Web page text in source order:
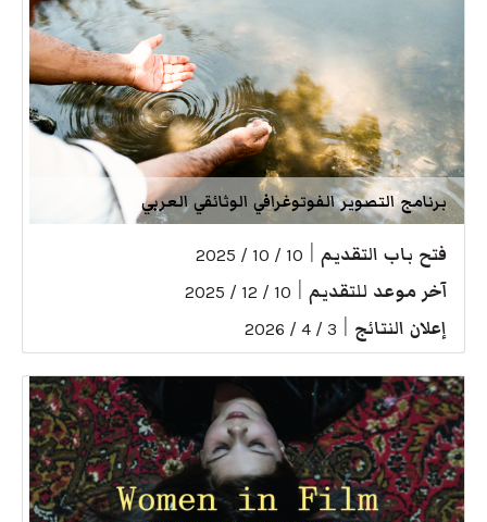
برنامج التصوير الفوتوغرافي الوثائقي العربي
فتح باب التقديم 10 / 10 / 2025
آخر موعد للتقديم 10 / 12 / 2025
إعلان النتائج 3 / 4 / 2026